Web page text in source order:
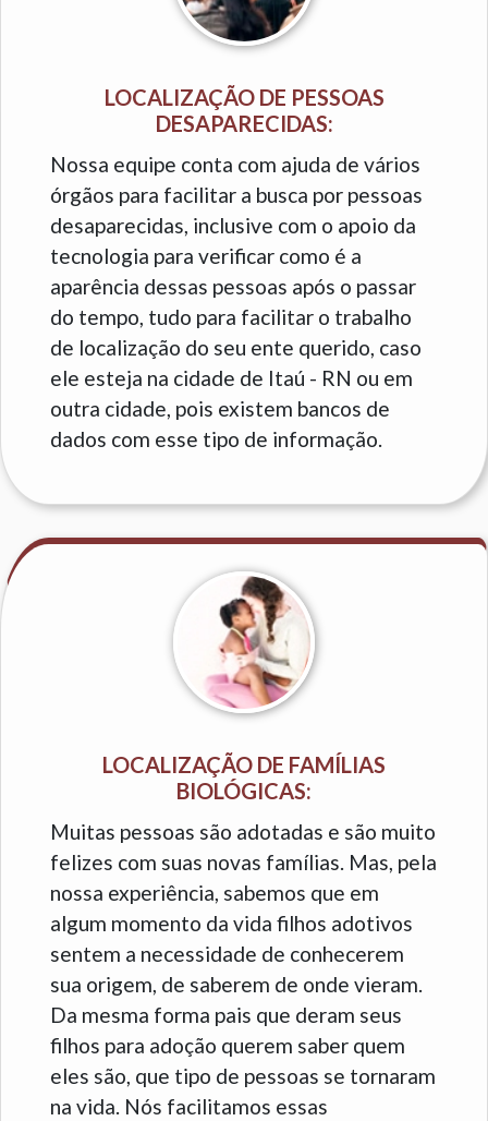
LOCALIZAÇÃO DE PESSOAS
DESAPARECIDAS:
Nossa equipe conta com ajuda de vários
órgãos para facilitar a busca por pessoas
desaparecidas, inclusive com o apoio da
tecnologia para verificar como é a
aparência dessas pessoas após o passar
do tempo, tudo para facilitar o trabalho
de localização do seu ente querido, caso
ele esteja na cidade de Itaú - RN ou em
outra cidade, pois existem bancos de
dados com esse tipo de informação.
LOCALIZAÇÃO DE FAMÍLIAS
BIOLÓGICAS:
Muitas pessoas são adotadas e são muito
felizes com suas novas famílias. Mas, pela
nossa experiência, sabemos que em
algum momento da vida filhos adotivos
sentem a necessidade de conhecerem
sua origem, de saberem de onde vieram.
Da mesma forma pais que deram seus
filhos para adoção querem saber quem
eles são, que tipo de pessoas se tornaram
na vida. Nós facilitamos essas